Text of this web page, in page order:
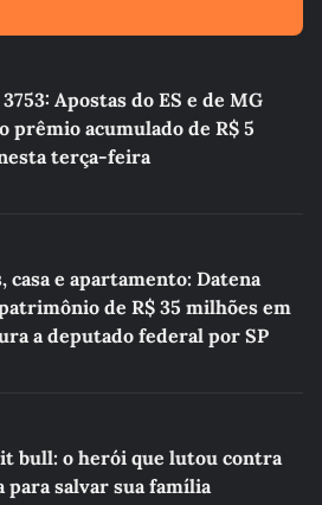
Apostas do ES e de MG
prêmio acumulado de R$ 5
terça-feira
casa e apartamento: Datena
de R$ 35 milhões em
a deputado federal por SP
bull: o herói que lutou contra
para salvar sua família